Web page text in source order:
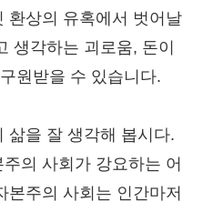
환상의 유혹에서 벗어날
생각하는 괴로움, 돈이
원받을 수 있습니다.
삶을 잘 생각해 봅시다.
의 사회가 강요하는 어
본주의 사회는 인간마저